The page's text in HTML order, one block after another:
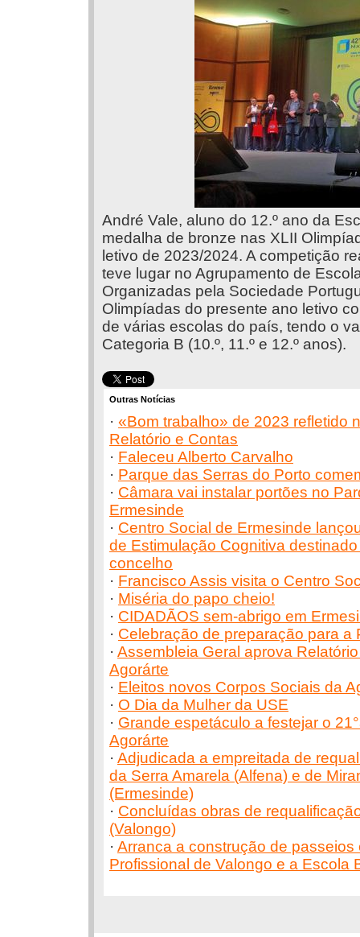
André Vale, aluno do 12.º ano da
medalha de bronze nas XLII
letivo de 2023/2024. A competição
teve lugar no Agrupamento de
Organizadas pela Sociedade
Olimpíadas do presente ano letivo
de várias escolas do país, tendo o
Categoria B (10.º, 11.º e 12.º anos).
Outras Notícias
· «Bom trabalho» de 2023 refletido
Relatório e Contas
· Faleceu Alberto Carvalho
· Parque das Serras do Porto
· Câmara vai instalar portões no
Ermesinde
· Centro Social de Ermesinde
de Estimulação Cognitiva
concelho
· Francisco Assis visita o Centro
· Miséria do papo cheio!
· CIDADÃOS sem-abrigo em
· Celebração de preparação para a
· Assembleia Geral aprova
Agorárte
· Eleitos novos Corpos Sociais da
· O Dia da Mulher da USE
· Grande espetáculo a festejar o
Agorárte
· Adjudicada a empreitada de
da Serra Amarela (Alfena) e de
(Ermesinde)
· Concluídas obras de
(Valongo)
· Arranca a construção de passeios
Profissional de Valongo e a Escola